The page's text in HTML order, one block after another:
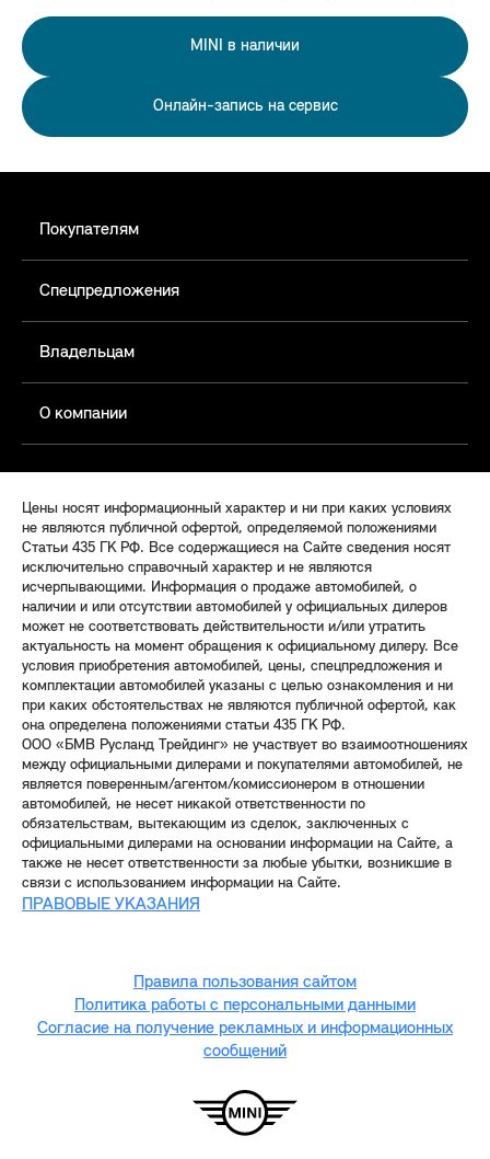
MINI в наличии
Онлайн-запись на сервис
Покупателям
Спецпредложения
Владельцам
О компании
Цены носят информационный характер и ни при каких условиях
не являются публичной офертой, определяемой положениями
Статьи 435 ГК РФ. Все содержащиеся на Сайте сведения носят
исключительно справочный характер и не являются
исчерпывающими. Информация о продаже автомобилей, о
наличии и или отсутствии автомобилей у официальных дилеров
может не соответствовать действительности и/или утратить
актуальность на момент обращения к официальному дилеру. Все
условия приобретения автомобилей, цены, спецпредложения и
комплектации автомобилей указаны с целью ознакомления и ни
при каких обстоятельствах не являются публичной офертой, как
она определена положениями статьи 435 ГК РФ.
ООО «БМВ Русланд Трейдинг» не участвует во взаимоотношениях
между официальными дилерами и покупателями автомобилей, не
является поверенным/агентом/комиссионером в отношении
автомобилей, не несет никакой ответственности по
обязательствам, вытекающим из сделок, заключенных с
официальными дилерами на основании информации на Сайте, а
также не несет ответственности за любые убытки, возникшие в
связи с использованием информации на Сайте.
ПРАВОВЫЕ УКАЗАНИЯ
Правила пользования сайтом
Политика работы с персональными данными
Согласие на получение рекламных и информационных
сообщений